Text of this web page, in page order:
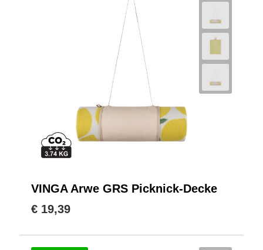
VINGA Arwe GRS Picknick-Decke
€ 19,39